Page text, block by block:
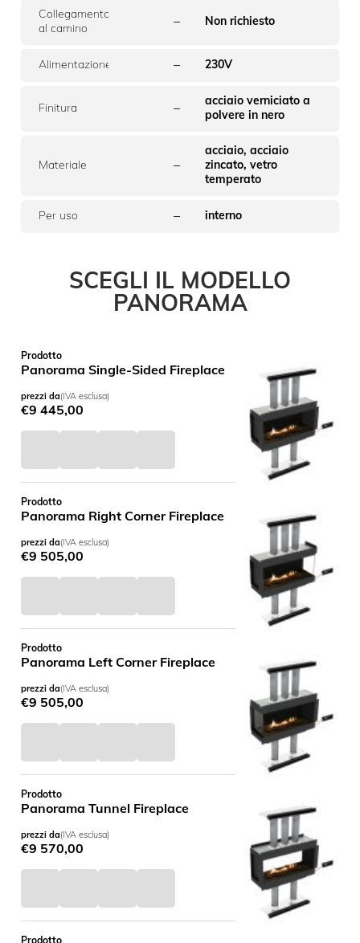
Collegamento
al camino
– Non richiesto
Alimentazione – 230V
Finitura –
acciaio verniciato a
polvere in nero
Materiale –
acciaio, acciaio
zincato, vetro
temperato
Per uso – interno
SCEGLI IL MODELLO
PANORAMA
Prodotto
Panorama Single-Sided Fireplace
prezzi da(IVA esclusa)
€9 445,00
Prodotto
Panorama Right Corner Fireplace
prezzi da(IVA esclusa)
€9 505,00
Prodotto
Panorama Left Corner Fireplace
prezzi da(IVA esclusa)
€9 505,00
Prodotto
Panorama Tunnel Fireplace
prezzi da(IVA esclusa)
€9 570,00
Prodotto